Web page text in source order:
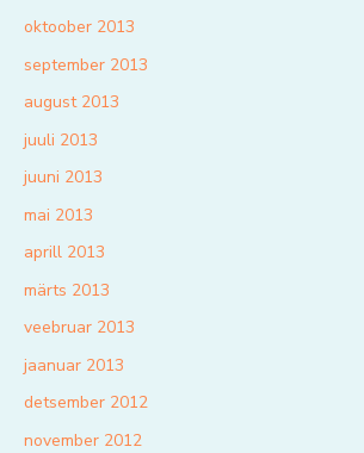
oktoober 2013
september 2013
august 2013
juuli 2013
juuni 2013
mai 2013
aprill 2013
märts 2013
veebruar 2013
jaanuar 2013
detsember 2012
november 2012